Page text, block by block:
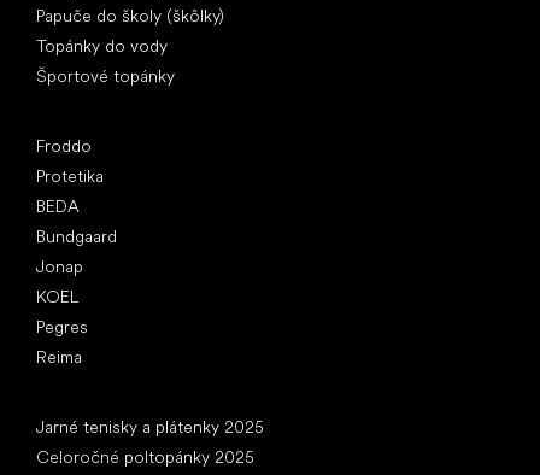
Papuče do školy (škôlky)
Topánky do vody
Športové topánky
Froddo
Protetika
BEDA
Bundgaard
Jonap
KOEL
Pegres
Reima
Jarné tenisky a plátenky 2025
Celoročné poltopánky 2025